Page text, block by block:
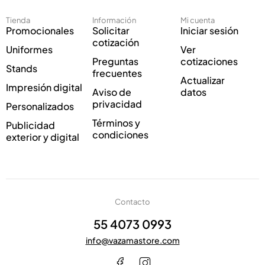
l
e
t
r
n
i
o
n
i
c
o
*
Tienda
Promocionales
Uniformes
Stands
Impresión digital
Personalizados
Publicidad
exterior y digital
Información
Solicitar
cotización
Preguntas
frecuentes
Aviso de
privacidad
Términos y
condiciones
Mi cuenta
Iniciar sesión
Ver
cotizaciones
Actualizar
datos
Contacto
55 4073 0993
info@vazamastore.com